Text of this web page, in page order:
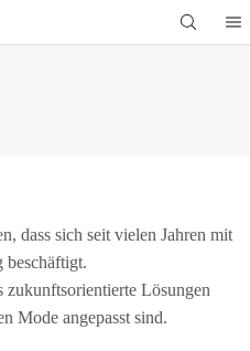
dass sich seit vielen Jahren mit
beschäftigt.
Lösungen
Mode angepasst sind.